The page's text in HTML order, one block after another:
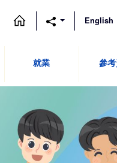
English
就業 參